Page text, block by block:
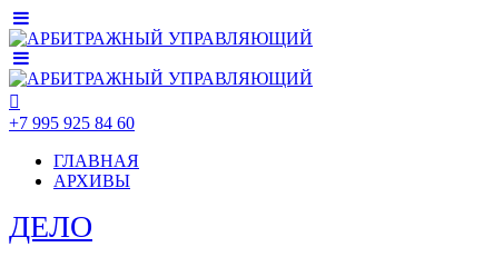
+7 995 925 84 60
ГЛАВНАЯ
АРХИВЫ
ДЕЛО